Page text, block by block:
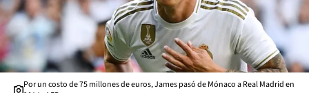
Por un costo de 75 millones de euros, James pasó de Mónaco a Real Madrid en